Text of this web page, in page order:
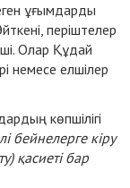
ұғымдарды
Олар Құдай
немесе елшілер
көпшілігі
бейнелерге кіру
қасиеті бар